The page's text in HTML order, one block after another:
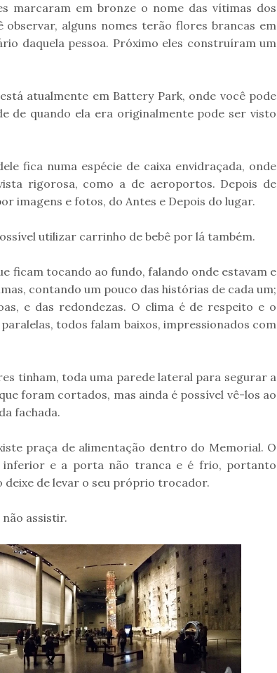
marcaram em bronze o nome das vítimas dos
observar, alguns nomes terão flores brancas em
daquela pessoa. Próximo eles construíram um
atualmente em Battery Park, onde você pode
de quando ela era originalmente pode ser visto
fica numa espécie de caixa envidraçada, onde
rigorosa, como a de aeroportos. Depois de
imagens e fotos, do Antes e Depois do lugar.
utilizar carrinho de bebê por lá também.
ficam tocando ao fundo, falando onde estavam e
contando um pouco das histórias de cada um;
e das redondezas. O clima é de respeito e o
todos falam baixos, impressionados com
tinham, toda uma parede lateral para segurar a
foram cortados, mas ainda é possível vê-los ao
fachada.
praça de alimentação dentro do Memorial. O
inferior e a porta não tranca e é frio, portanto
deixe de levar o seu próprio trocador.
assistir.